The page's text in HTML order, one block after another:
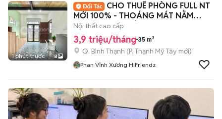
1 phút trước 8
CHO THUÊ PHÒNG FULL NT
MỚI 100% - THOÁNG MÁT NẰM
NGAY TRUNG TÂM
Nội thất cao cấp
3,9 triệu/tháng 35 m²
Q. Bình Thạnh (P. Thạnh Mỹ Tây mới)
Phan Vĩnh Xương HiFriendz